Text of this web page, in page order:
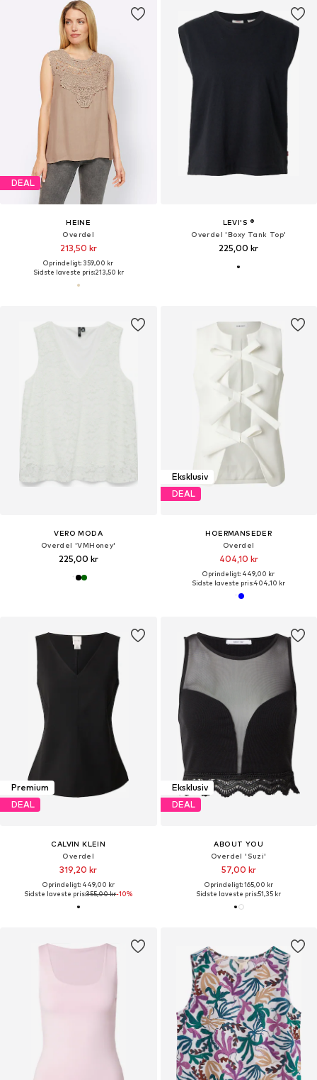
DEAL
HEINE
Overdel
213,50 kr
Oprindeligt: 359,00 kr
Sidste laveste pris:213,50 kr
LEVI'S ®
Overdel 'Boxy Tank Top'
225,00 kr
VERO MODA
Overdel 'VMHoney'
225,00 kr
Eksklusiv
DEAL
HOERMANSEDER
Overdel
404,10 kr
Oprindeligt: 449,00 kr
Sidste laveste pris:404,10 kr
Premium
DEAL
CALVIN KLEIN
Overdel
319,20 kr
Oprindeligt: 449,00 kr
Sidste laveste pris:355,00 kr-10%
Eksklusiv
DEAL
ABOUT YOU
Overdel 'Suzi'
57,00 kr
Oprindeligt: 165,00 kr
Sidste laveste pris:51,35 kr